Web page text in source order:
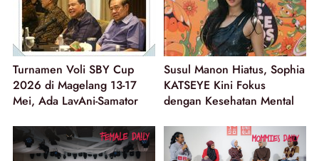
Turnamen Voli SBY Cup
2026 di Magelang 13-17
Mei, Ada LavAni-Samator
Susul Manon Hiatus, Sophia
KATSEYE Kini Fokus
dengan Kesehatan Mental